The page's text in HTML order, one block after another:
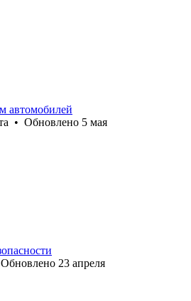
автомобилей
• Обновлено 5 мая
Обновлено 23 апреля